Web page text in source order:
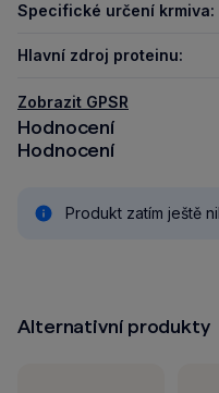
Specifické určení krmiva:
Hlavní zdroj proteinu:
Zobrazit GPSR
Hodnocení
Hodnocení
Produkt zatím ještě
Alternativní produkty